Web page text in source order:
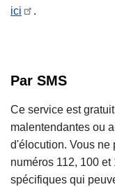
ici
.
Par SMS
Ce service est
malentendantes ou
d'élocution. Vous ne
numéros 112, 100
spécifiques qui